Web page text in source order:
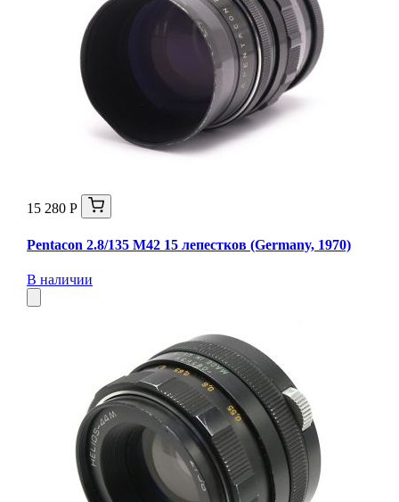
15 280 Р
Pentacon 2.8/135 M42 15 лепестков (Germany, 1970)
В наличии